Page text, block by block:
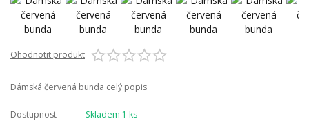
Ohodnotit produkt
Dámská červená bunda celý popis
Dostupnost
Skladem 1 ks